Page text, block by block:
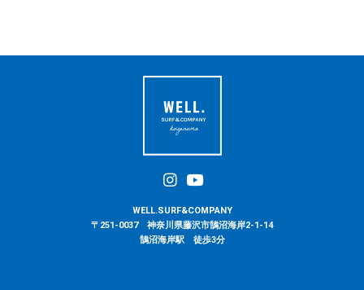
WELL.SURF&COMPANY
〒251-0037 神奈川県藤沢市鵠沼海岸2-1-14
鵠沼海岸駅 徒歩3分